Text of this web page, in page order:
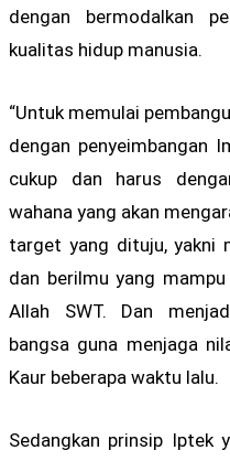
dengan bermodalkan
kualitas hidup manusia.
“Untuk memulai
dengan penyeimbangan
cukup dan harus
wahana yang akan
target yang dituju, yakni
dan berilmu yang
Allah SWT. Dan
bangsa guna menjaga
Kaur beberapa waktu lalu.
Sedangkan prinsip Iptek